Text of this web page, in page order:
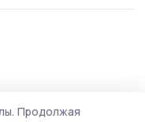
Продолжая